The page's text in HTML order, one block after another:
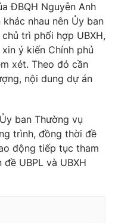
ĐBQH Nguyễn Anh
nhau nên Ủy ban
trì phối hợp UBXH,
ý kiến Chính phủ
xét. Theo đó cần
nội dung dự án
ban Thường vụ
trình, đồng thời đề
động tiếp tục tham
UBPL và UBXH